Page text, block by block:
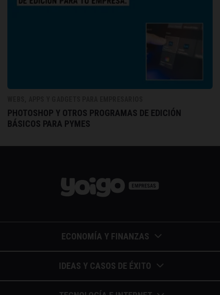
PHOTOSHOP Y OTROS PROGRAMAS DE EDICIÓN
BÁSICOS PARA PYMES
ECONOMÍA Y FINANZAS
Barómetros de sueldos
Economía colaborativa
IDEAS Y CASOS DE ÉXITO
Calendario de eventos